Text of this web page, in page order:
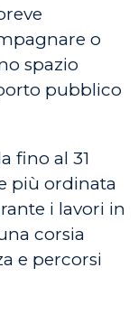
o
spazio
pubblico
fino al 31
più ordinata
i lavori in
corsia
e percorsi